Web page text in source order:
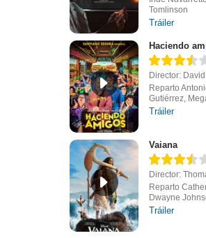
Tomlinson
Tráiler
Haciendo
Director:
Reparto
Gutiérrez,
Tráiler
Vaiana
Director:
Reparto
Dwayne
Tráiler